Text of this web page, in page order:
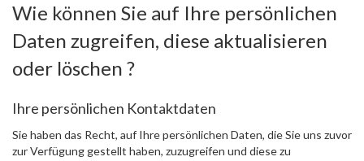
Wie können Sie auf Ihre persönlichen
Daten zugreifen, diese aktualisieren
oder löschen ?
Ihre persönlichen Kontaktdaten
Sie haben das Recht, auf Ihre persönlichen Daten, die Sie uns zuvor
zur Verfügung gestellt haben, zuzugreifen und diese zu